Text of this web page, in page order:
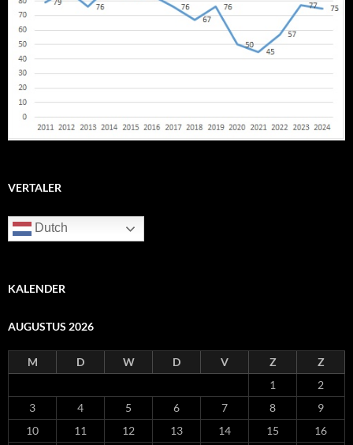
VERTALER
Dutch
KALENDER
AUGUSTUS 2026
M D W D V Z
Z
1
2
3
4 5 6 7 8
9
10
11 12 13 14 15
16